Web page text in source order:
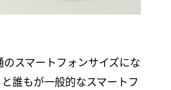
スマートフォンサイズにな
誰もが一般的なスマートフ